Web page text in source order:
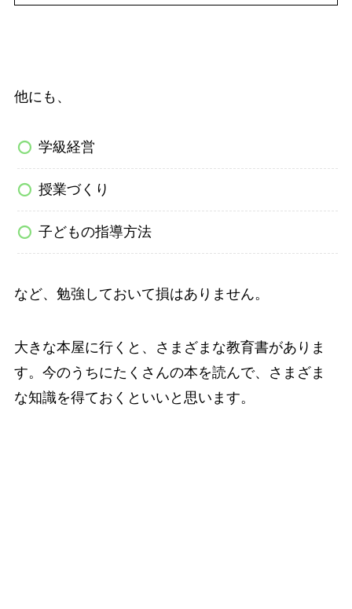
他にも、
学級経営
授業づくり
子どもの指導方法
など、勉強しておいて損はありません。
大きな本屋に行くと、さまざまな教育書がありま
す。今のうちにたくさんの本を読んで、さまざま
な知識を得ておくといいと思います。